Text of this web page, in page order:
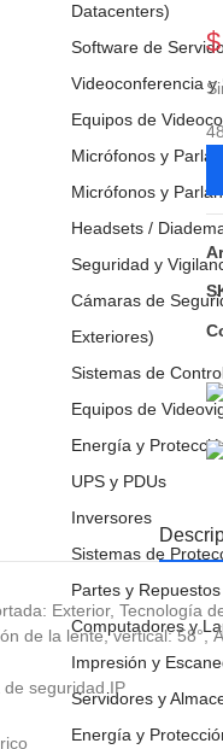
Datacenters)
Software de
Videoconferencia y
Equipos de
Micrófonos y
Micrófonos y
Headsets /
Seguridad y
Cámaras de
Exteriores)
Sistemas de
Equipos de
Energía y
UPS y PDUs
Inversores
Sistemas de
Partes y Repuestos
Computadores y
Impresión y
Servidores y
Energía y
Exterior,
de la lente, vertical:
de seguridad IP